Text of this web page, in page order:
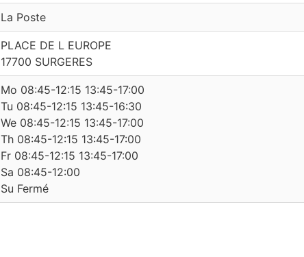
La Poste
PLACE DE L EUROPE
17700 SURGERES
Mo 08:45-12:15 13:45-17:00
Tu 08:45-12:15 13:45-16:30
We 08:45-12:15 13:45-17:00
Th 08:45-12:15 13:45-17:00
Fr 08:45-12:15 13:45-17:00
Sa 08:45-12:00
Su Fermé